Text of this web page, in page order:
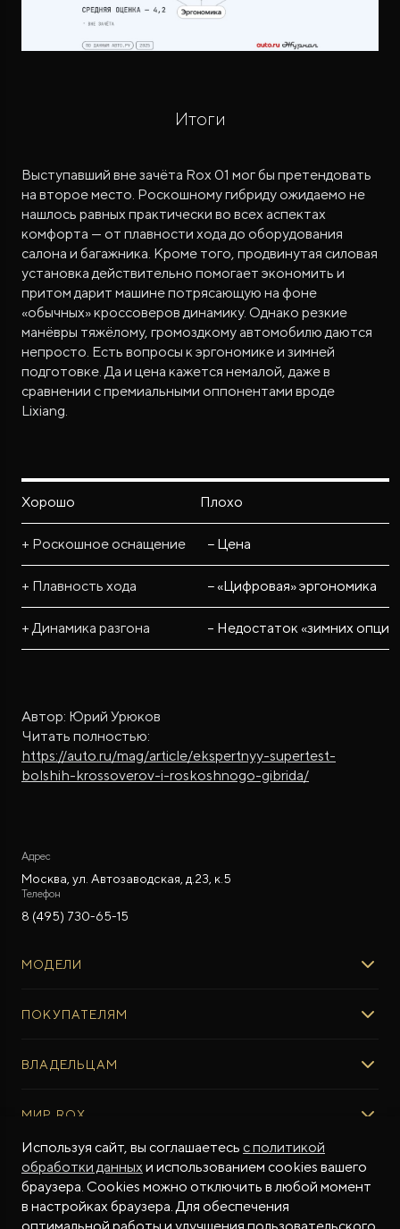
Итоги
Выступавший вне зачёта Rox 01 мог бы претендовать
на второе место. Роскошному гибриду ожидаемо не
нашлось равных практически во всех аспектах
комфорта — от плавности хода до оборудования
салона и багажника. Кроме того, продвинутая силовая
установка действительно помогает экономить и
притом дарит машине потрясающую на фоне
«обычных» кроссоверов динамику. Однако резкие
манёвры тяжёлому, громоздкому автомобилю даются
непросто. Есть вопросы к эргономике и зимней
подготовке. Да и цена кажется немалой, даже в
сравнении с премиальными оппонентами вроде
Lixiang.
Хорошо Плохо
+ Роскошное оснащение − Цена
+ Плавность хода − «Цифровая» эргономика
+ Динамика разгона – Недостаток «зимних
Автор: Юрий Урюков
Читать полностью:
https://auto.ru/mag/article/ekspertnyy-supertest-
bolshih-krossoverov-i-roskoshnogo-gibrida/
Адрес
Москва, ул. Автозаводская, д.23, к.5
Телефон
8 (495) 730-65-15
МОДЕЛИ
ROX ADAMAS
ПОКУПАТЕЛЯМ
Авто в наличии
Тест-драйв
Специальные предложения
ФИНАНСЫ И УСЛУГИ
Финансовые программы
Рассчитать кредит
ВЛАДЕЛЬЦАМ
Регламент ТО
Программное обеспечение
ПОДДЕРЖКА
Гарантия производителя
МИР ROX
О БРЕНДЕ
Бренд ROX
Дизайн Pininfarina
Новости
МЫ В СОЦСЕТЯХ
Используя сайт, вы соглашаетесь с политикой
обработки данныхи использованием cookies вашего
браузера. Cookies можно отключить в любой момент
в настройках браузера. Для обеспечения